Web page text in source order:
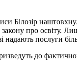
Білозір
про освіту.
надають послуги
до